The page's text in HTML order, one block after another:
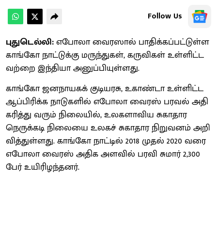
Follow Us
புதுடெல்லி:எ​போலா வைரஸால் பாதிக்​கப்​பட்​டுள்ள
காங்கோ நாட்​டுக்​கு மருந்​துகள், கருவி​கள் உள்​ளிட்​ட​
வற்றை இந்​தியா அனுப்​பி​யுள்​ளது.
காங்கோ ஜனநாயகக் குடியரசு, உகாண்டா உள்​ளிட்ட
ஆப்​பிரிக்க நாடு​களில் எபோலா வைரஸ் பரவல் அதி​
கரித்து வரும் நிலை​யில், உலகளா​விய சுகா​தார
நெருக்​கடி நிலையை உலகச் சுகா​தார நிறு​வனம் அறி​
வித்​துள்​ளது. காங்கோ நாட்​டில் 2018 முதல் 2020 வரை
எபோலா வைரஸ் அதிக அளவில் பரவி சுமார் 2,300
பேர் உயி​ரிழந்​தனர்.